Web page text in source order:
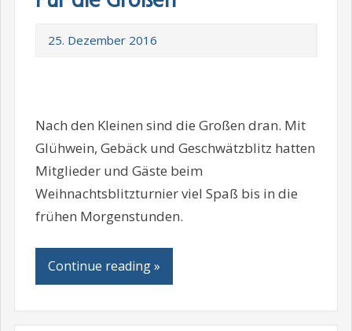
25. Dezember 2016
Nach den Kleinen sind die Großen dran. Mit
Glühwein, Gebäck und Geschwätzblitz hatten
Mitglieder und Gäste beim
Weihnachtsblitzturnier viel Spaß bis in die
frühen Morgenstunden.
Continue reading »